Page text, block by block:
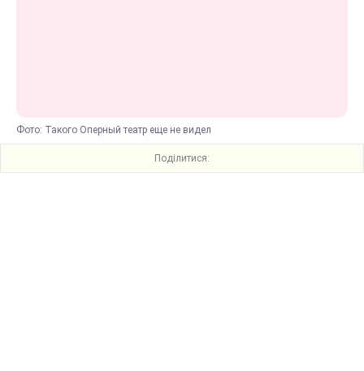
Фото: Такого Оперный театр еще не видел
Поділитися: